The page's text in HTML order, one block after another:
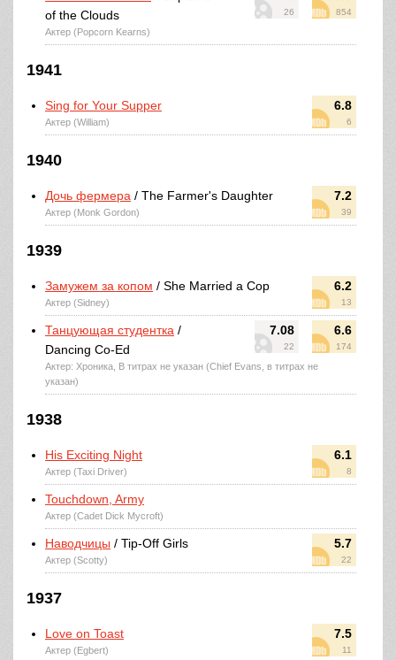
26 854
of the Clouds
Актер (Popcorn Kearns)
1941
6.8
6
Sing for Your Supper
Актер (William)
1940
7.2
39
Дочь фермера / The Farmer's Daughter
Актер (Monk Gordon)
1939
6.2
13
Замужем за копом / She Married a Cop
Актер (Sidney)
7.08
22
6.6
174
Танцующая студентка /
Dancing Co-Ed
Актер: Хроника, В титрах не указан (Chief Evans, в титрах не
указан)
1938
6.1
8
His Exciting Night
Актер (Taxi Driver)
Touchdown, Army
Актер (Cadet Dick Mycroft)
5.7
22
Наводчицы / Tip-Off Girls
Актер (Scotty)
1937
7.5
11
Love on Toast
Актер (Egbert)